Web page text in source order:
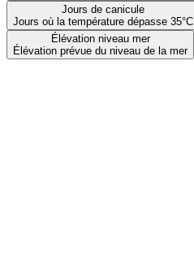
Jours de canicule
Jours où la température dépasse 35°C
Élévation niveau mer
Élévation prévue du niveau de la mer